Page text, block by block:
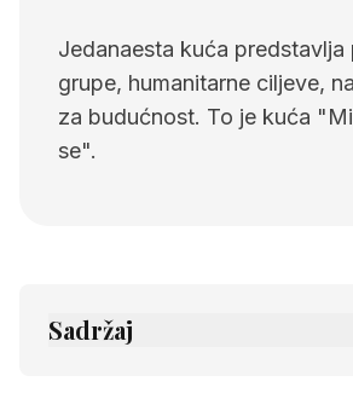
Jedanaesta kuća predstavlja
grupe, humanitarne ciljeve,
za budućnost. To je kuća
se".
Sadržaj